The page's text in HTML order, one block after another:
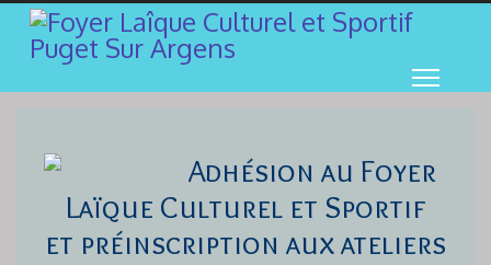
Adhésion au Foyer
Laïque Culturel et Sportif
et préinscription aux ateliers